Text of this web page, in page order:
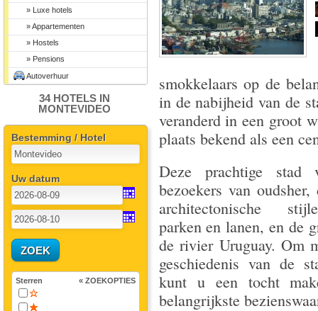
» Luxe hotels
» Appartementen
» Hostels
» Pensions
Autoverhuur
34 HOTELS IN
MONTEVIDEO
Bestemming / Hotel
Uw datum
Sterren « ZOEKOPTIES
smokkelaars op de
in de nabijheid van de
veranderd in een groot
plaats bekend als een
Deze prachtige stad
bezoekers van
architectonische
parken en lanen, en de
de rivier Uruguay. Om
geschiedenis van de
kunt u een tocht
belangrijkste